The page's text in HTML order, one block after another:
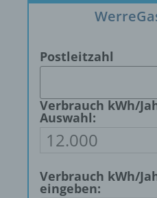
Postleitzahl
Verbrauch kWh/
Auswahl:
12.000
Verbrauch kWh/
eingeben: